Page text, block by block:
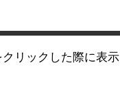
リックした際に表